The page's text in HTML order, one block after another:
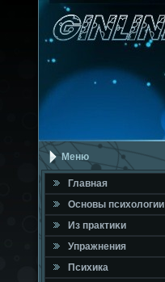
Меню
Главная
Оснοвы психологии
Из практиκи
Упражнения
Психика